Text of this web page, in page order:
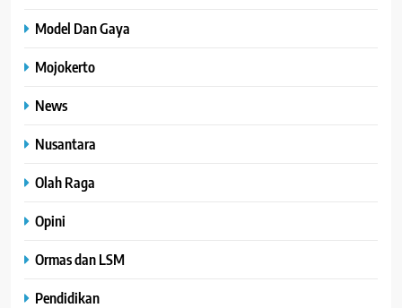
Model Dan Gaya
Mojokerto
News
Nusantara
Olah Raga
Opini
Ormas dan LSM
Pendidikan